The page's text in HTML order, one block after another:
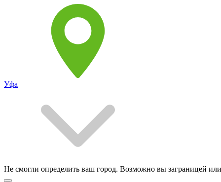
Уфа
Не смогли определить ваш город. Возможно вы заграницей или